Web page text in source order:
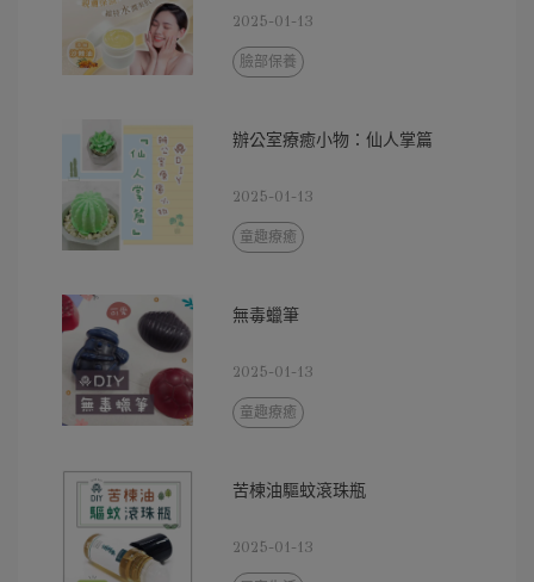
2025-01-13
臉部保養
辦公室療癒小物：仙人掌篇
2025-01-13
童趣療癒
無毒蠟筆
2025-01-13
童趣療癒
苦楝油驅蚊滾珠瓶
2025-01-13